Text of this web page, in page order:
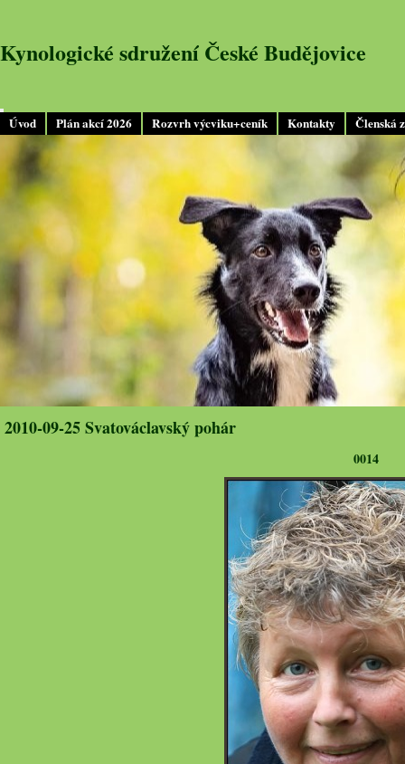
Úvod Plán akcí 2026 Rozvrh výcviku+ceník Kontakty Členská
Kynologické sdružení České Budějovice
2010-09-25 Svatováclavský pohár
0014